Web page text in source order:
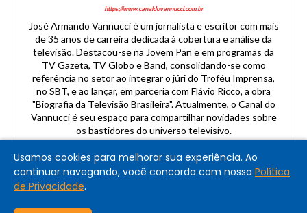
https://www.canaldovannucci.com.br
José Armando Vannucci é um jornalista e escritor com mais
de 35 anos de carreira dedicada à cobertura e análise da
televisão. Destacou-se na Jovem Pan e em programas da
TV Gazeta, TV Globo e Band, consolidando-se como
referência no setor ao integrar o júri do Troféu Imprensa,
no SBT, e ao lançar, em parceria com Flávio Ricco, a obra
"Biografia da Televisão Brasileira". Atualmente, o Canal do
Vannucci é seu espaço para compartilhar novidades sobre
os bastidores do universo televisivo.
Usamos cookies para melhorar sua experiência. Ao
continuar navegando, você concorda com nossa Política
de Privacidade.